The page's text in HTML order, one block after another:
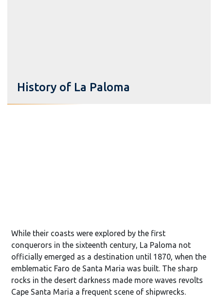
History of La Paloma
While their coasts were explored by the first
conquerors in the sixteenth century, La Paloma not
officially emerged as a destination until 1870, when the
emblematic Faro de Santa Maria was built. The sharp
rocks in the desert darkness made more waves revolts
Cape Santa Maria a frequent scene of shipwrecks.